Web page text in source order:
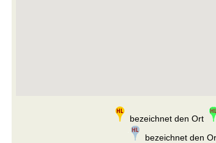
bezeichnet den Ort
bezeichnet den